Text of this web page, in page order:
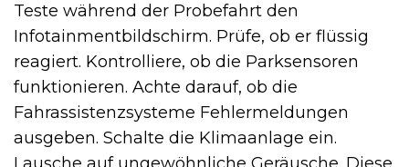
Teste während der Probefahrt den
Infotainmentbildschirm. Prüfe, ob er flüssig
reagiert. Kontrolliere, ob die Parksensoren
funktionieren. Achte darauf, ob die
Fahrassistenzsysteme Fehlermeldungen
ausgeben. Schalte die Klimaanlage ein.